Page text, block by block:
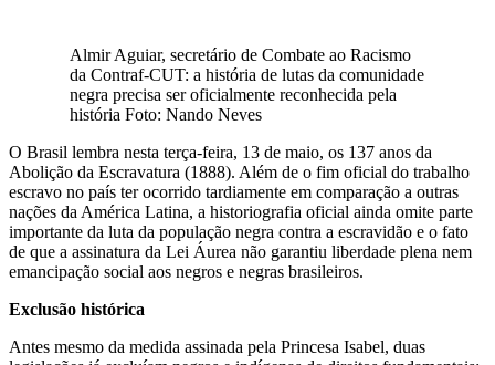
Almir Aguiar, secretário de Combate ao Racismo
da Contraf-CUT: a história de lutas da comunidade
negra precisa ser oficialmente reconhecida pela
história Foto: Nando Neves
O Brasil lembra nesta terça-feira, 13 de maio, os 137 anos da
Abolição da Escravatura (1888). Além de o fim oficial do trabalho
escravo no país ter ocorrido tardiamente em comparação a outras
nações da América Latina, a historiografia oficial ainda omite parte
importante da luta da população negra contra a escravidão e o fato
de que a assinatura da Lei Áurea não garantiu liberdade plena nem
emancipação social aos negros e negras brasileiros.
Exclusão histórica
Antes mesmo da medida assinada pela Princesa Isabel, duas